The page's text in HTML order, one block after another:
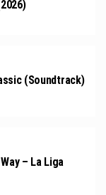
(Soundtrack)
– La Liga